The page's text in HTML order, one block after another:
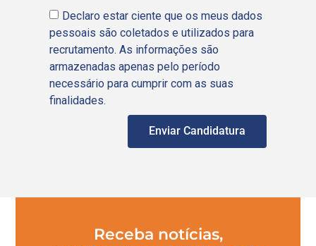
Declaro estar ciente que os meus dados
pessoais são coletados e utilizados para
recrutamento. As informações são
armazenadas apenas pelo período
necessário para cumprir com as suas
finalidades.
Enviar Candidatura
Receba notícias,